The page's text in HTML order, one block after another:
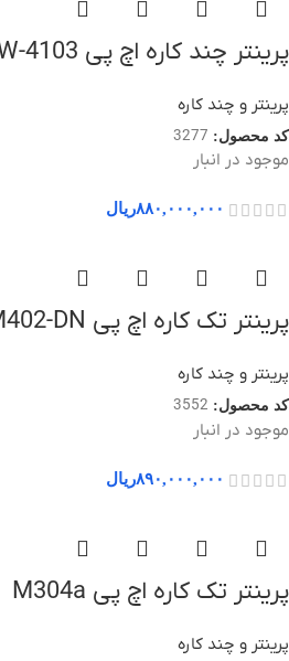
پرینتر چند کاره اچ پی 4103-FDW
پرینتر و چند کاره
کد محصول: 3277
موجود در انبار
۸۸۰,۰۰۰,۰۰۰ریال
پرینتر تک کاره اچ پی M402-DN
پرینتر و چند کاره
کد محصول: 3552
موجود در انبار
۸۹۰,۰۰۰,۰۰۰ریال
پرینتر تک کاره اچ پی M304a
پرینتر و چند کاره